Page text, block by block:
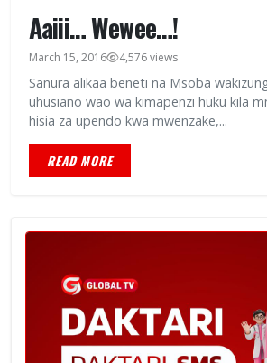
Aaiii… Wewee…!
March 15, 2016 4,576 views
Sanura alikaa beneti na Msoba
uhusiano wao wa kimapenzi huku kila
hisia za upendo kwa mwenzake,...
READ MORE